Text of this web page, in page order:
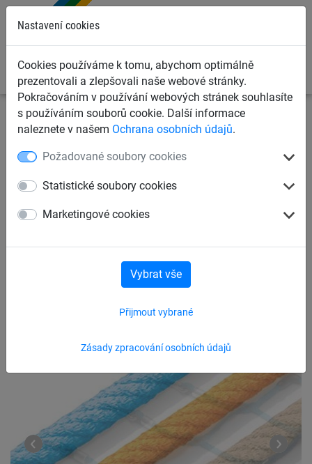
Nastavení cookies
Cookies používáme k tomu, abychom optimálně
prezentovali a zlepšovali naše webové stránky.
Pokračováním v používání webových stránek souhlasíte
s používáním souborů cookie. Další informace
naleznete v našem Ochrana osobních údajů.
Požadované soubory cookies
Statistické soubory cookies
Marketingové cookies
Zásady zpracování osobních údajů
Přijmout vybrané
Vybrat vše
Dětská lanová hřiště Šplhací lanové sítě
Šplhací sítě Ø 16 mm,
polypropylen, oka 40 cm